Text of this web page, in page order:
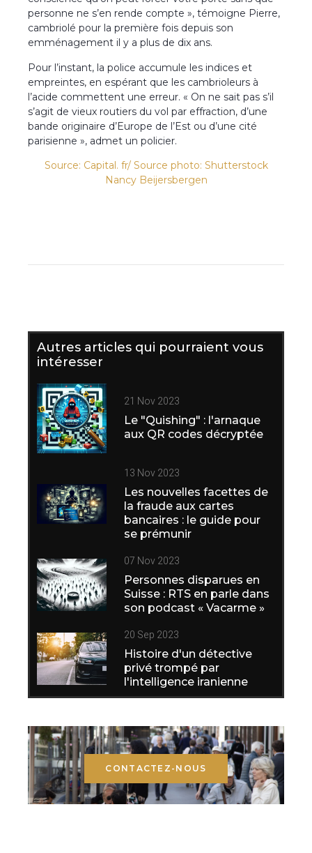
personne ne s’en rende compte », témoigne Pierre,
cambriolé pour la première fois depuis son
emménagement il y a plus de dix ans.
Pour l’instant, la police accumule les indices et
empreintes, en espérant que les cambrioleurs à
l’acide commettent une erreur. « On ne sait pas s’il
s’agit de vieux routiers du vol par effraction, d’une
bande originaire d’Europe de l’Est ou d’une cité
parisienne », admet un policier.
Source: Capital. fr/Source photo: Shutterstock
Nancy Beijersbergen
Autres articles qui pourraient vous
intéresser
21 Nov 2023
Le "Quishing" : l'arnaque
aux QR codes décryptée
13 Nov 2023
Les nouvelles facettes de
la fraude aux cartes
bancaires : le guide pour
se prémunir
07 Nov 2023
Personnes disparues en
Suisse : RTS en parle dans
son podcast « Vacarme »
20 Sep 2023
Histoire d'un détective
privé trompé par
l'intelligence iranienne
CONTACTEZ-NOUS